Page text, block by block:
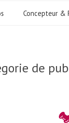
Concepteur &
de